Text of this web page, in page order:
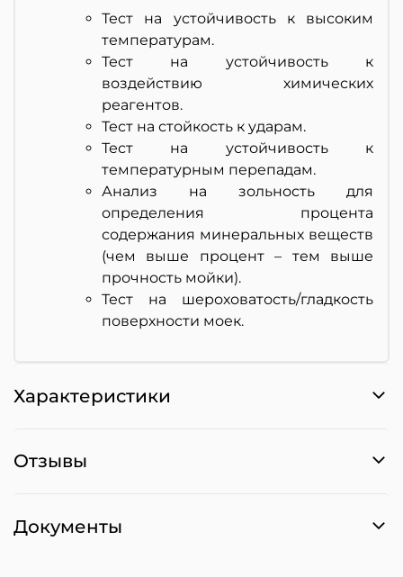
Тест на устойчивость к высоким
температурам.
Тест на устойчивость к
воздействию химических
реагентов.
Тест на стойкость к ударам.
Тест на устойчивость к
температурным перепадам.
Анализ на зольность для
определения процента
содержания минеральных веществ
(чем выше процент – тем выше
прочность мойки).
Тест на шероховатость/гладкость
поверхности моек.
Характеристики
Отзывы
Документы